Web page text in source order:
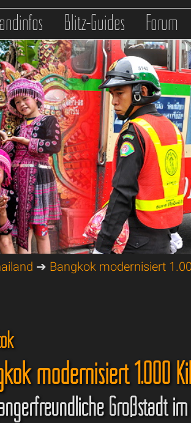
Blitz-Guides Forum
➔ Bangkok modernisiert
modernisiert 1.000
Großstadt